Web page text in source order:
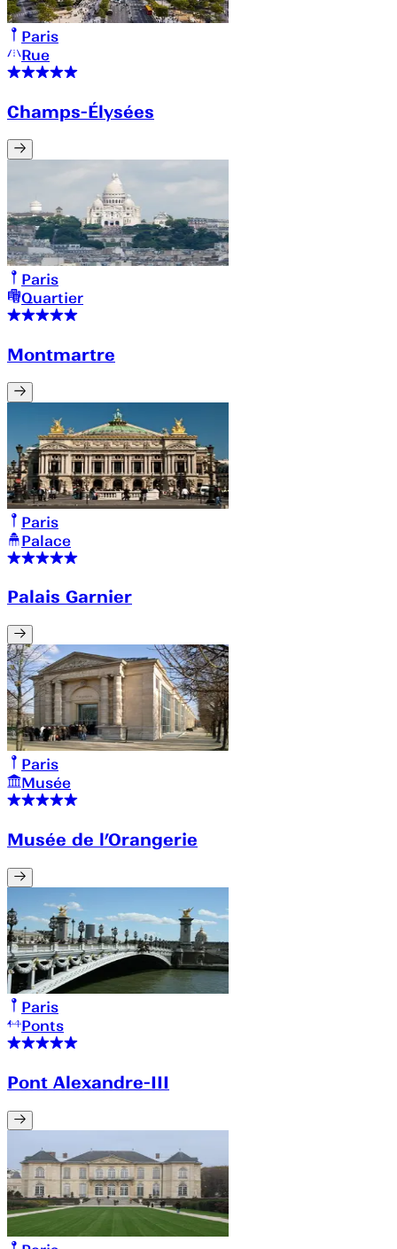
Paris
Rue
Champs-Élysées
Paris
Quartier
Montmartre
Paris
Palace
Palais Garnier
Paris
Musée
Musée de l’Orangerie
Paris
Ponts
Pont Alexandre-III